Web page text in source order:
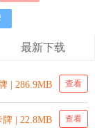
最新下载
| 286.9MB 查看
牌 | 22.8MB 查看